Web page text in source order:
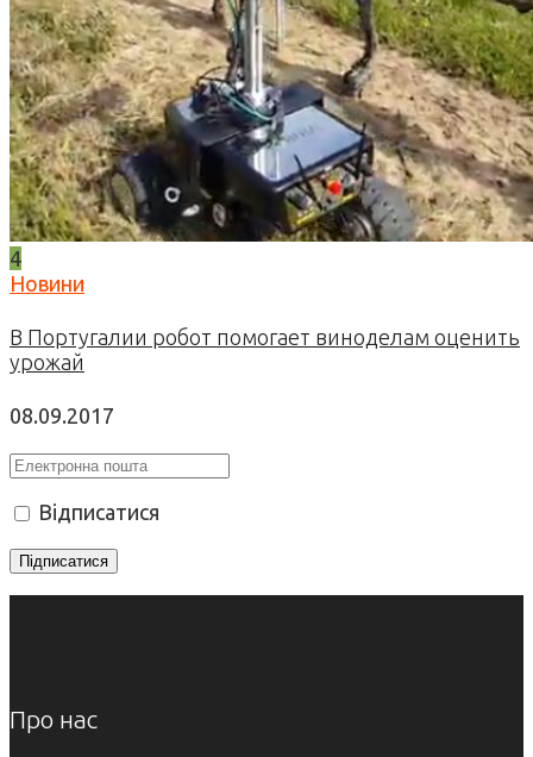
4
Новини
В Португалии робот помогает виноделам оценить
урожай
08.09.2017
Відписатися
Про нас